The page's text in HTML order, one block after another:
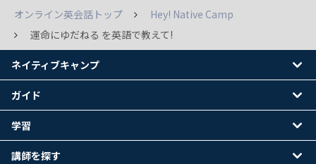
オンライン英会話トップ
Hey! Native Camp
運命にゆだねる を英語で教えて!
ネイティブキャンプ
ガイド
学習
講師を探す